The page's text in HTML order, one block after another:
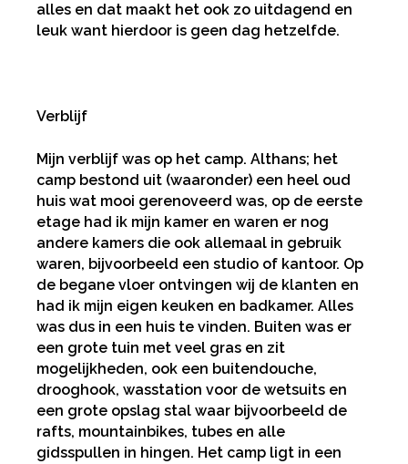
alles en dat maakt het ook zo uitdagend en
leuk want hierdoor is geen dag hetzelfde.
Verblijf
Mijn verblijf was op het camp. Althans; het
camp bestond uit (waaronder) een heel oud
huis wat mooi gerenoveerd was, op de eerste
etage had ik mijn kamer en waren er nog
andere kamers die ook allemaal in gebruik
waren, bijvoorbeeld een studio of kantoor. Op
de begane vloer ontvingen wij de klanten en
had ik mijn eigen keuken en badkamer. Alles
was dus in een huis te vinden. Buiten was er
een grote tuin met veel gras en zit
mogelijkheden, ook een buitendouche,
drooghook, wasstation voor de wetsuits en
een grote opslag stal waar bijvoorbeeld de
rafts, mountainbikes, tubes en alle
gidsspullen in hingen. Het camp ligt in een